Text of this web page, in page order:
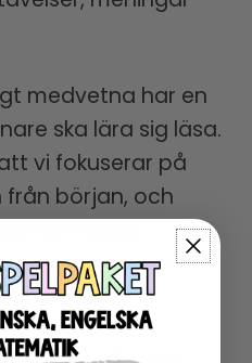
medvetna har en
ska lära sig läsa.
vi fokuserar på
början, och
både
aktiviteter, som
behärska.